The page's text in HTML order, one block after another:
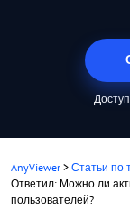
AnyViewer > Статьи по
Ответил: Можно ли
пользователей?